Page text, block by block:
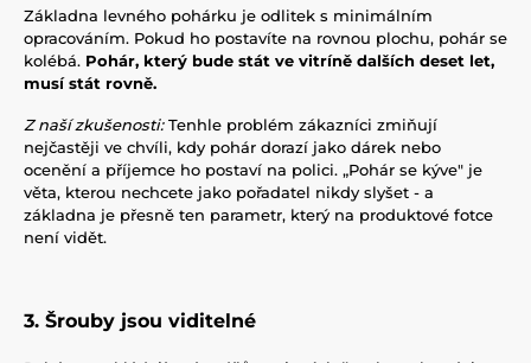
Základna levného pohárku je odlitek s minimálním
opracováním. Pokud ho postavíte na rovnou plochu, pohár se
kolébá. Pohár, který bude stát ve vitríně dalších deset let,
musí stát rovně.
Z naší zkušenosti:Tenhle problém zákazníci zmiňují
nejčastěji ve chvíli, kdy pohár dorazí jako dárek nebo
ocenění a příjemce ho postaví na polici. „Pohár se kýve" je
věta, kterou nechcete jako pořadatel nikdy slyšet - a
základna je přesně ten parametr, který na produktové fotce
není vidět.
3. Šrouby jsou viditelné